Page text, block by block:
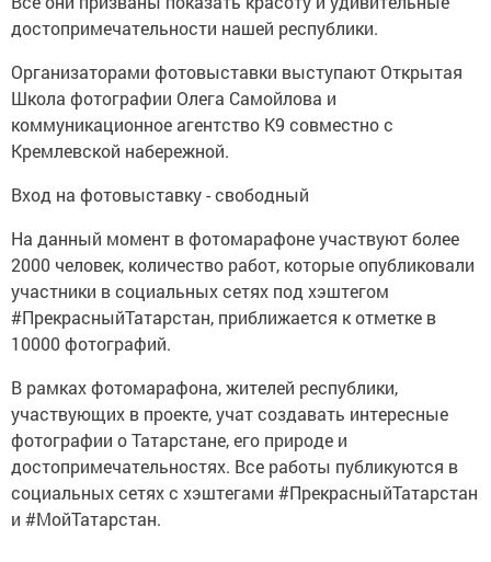
достопримечательности нашей республики.
Организаторами фотовыставки выступают Открытая
Школа фотографии Олега Самойлова и
коммуникационное агентство К9 совместно с
Кремлевской набережной.
Вход на фотовыставку - свободный
На данный момент в фотомарафоне участвуют более
2000 человек, количество работ, которые опубликовали
участники в социальных сетях под хэштегом
#ПрекрасныйТатарстан, приближается к отметке в
10000 фотографий.
В рамках фотомарафона, жителей республики,
участвующих в проекте, учат создавать интересные
фотографии о Татарстане, его природе и
достопримечательностях. Все работы публикуются в
социальных сетях с хэштегами #ПрекрасныйТатарстан
и #МойТатарстан.